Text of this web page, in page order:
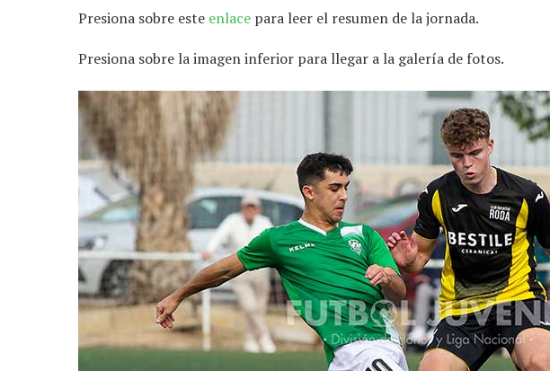
Presiona sobre este enlace para leer el resumen de la jornada.
Presiona sobre la imagen inferior para llegar a la galería de fotos.